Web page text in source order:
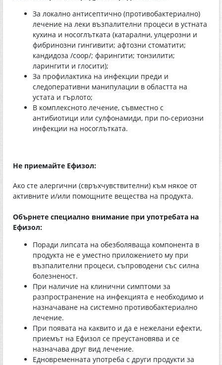
За локално антисептично (противобактериално)
лечение на леки възпалителни процеси в устната
кухина и носоглътката (катарални, улцерозни и
фибринозни гингивити; афтозни стоматити;
кандидоза /соор/; фарингити; тонзилити;
ларингити и глосити);
За профилактика на инфекции преди и
следоперативни манипулации в областта на
устата и гърлото;
В комплексното лечение, съвместно с
антибиотици или сулфонамиди, при по-сериозни
инфекции на носоглътката.
Не приемайте Ефизол:
Ако сте алергични (свръхчувствителни) към някое от
активните и/или помощните вещества на продукта.
Обърнете специално внимание при употребата на
Ефизол:
Поради липсата на обезболяваща компонента в
продукта не е уместно приложението му при
възпалителни процеси, съпроводени със силна
болезненост.
При наличие на клинични симптоми за
разпространение на инфекцията е необходимо и
назначаване на системно противобактериално
лечение.
При появата на каквито и да е нежелани ефекти,
приемът на Ефизол се преустановява и се
назначава друг вид лечение.
Едновременната употреба с други продукти за